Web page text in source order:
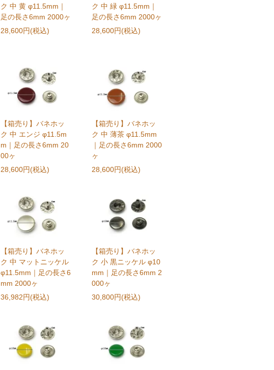
ク 中 黄 φ11.5mm｜
足の長さ6mm 2000ヶ
28,600円(税込)
ク 中 緑 φ11.5mm｜
足の長さ6mm 2000ヶ
28,600円(税込)
【箱売り】バネホッ
ク 中 エンジ φ11.5m
m｜足の長さ6mm 20
00ヶ
28,600円(税込)
【箱売り】バネホッ
ク 中 薄茶 φ11.5mm
｜足の長さ6mm 2000
ヶ
28,600円(税込)
【箱売り】バネホッ
ク 中 マットニッケル
φ11.5mm｜足の長さ6
mm 2000ヶ
36,982円(税込)
【箱売り】バネホッ
ク 小 黒ニッケル φ10
mm｜足の長さ6mm 2
000ヶ
30,800円(税込)